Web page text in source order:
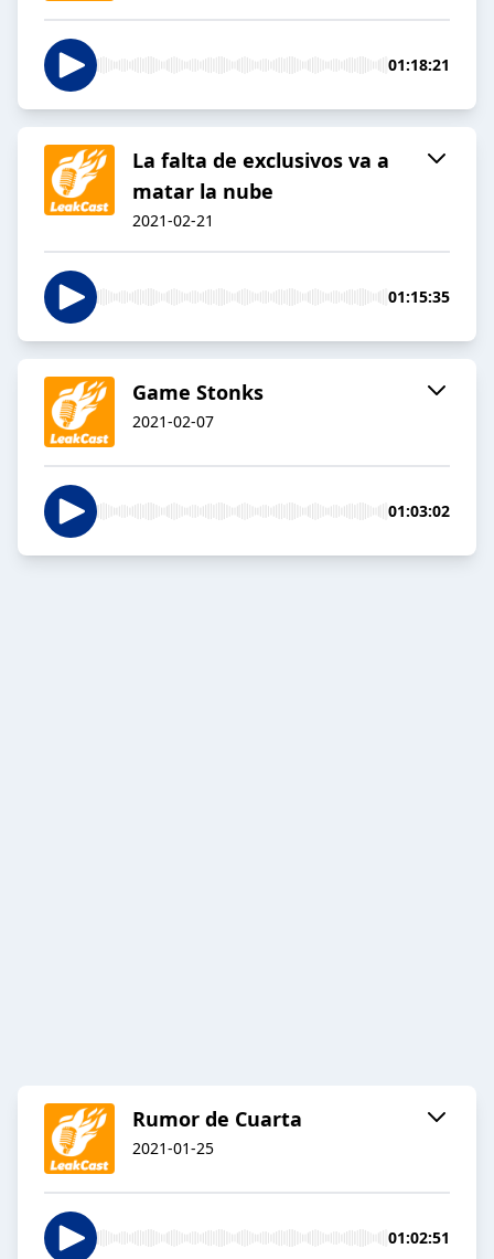
01:18:21
La falta de exclusivos va a
matar la nube
2021-02-21
01:15:35
Game Stonks
2021-02-07
01:03:02
Rumor de Cuarta
2021-01-25
01:02:51